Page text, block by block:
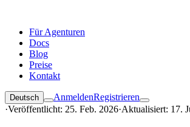
Für Agenturen
Docs
Blog
Preise
Kontakt
Deutsch AnmeldenRegistrieren
·Veröffentlicht: 25. Feb. 2026·Aktualisiert: 17.